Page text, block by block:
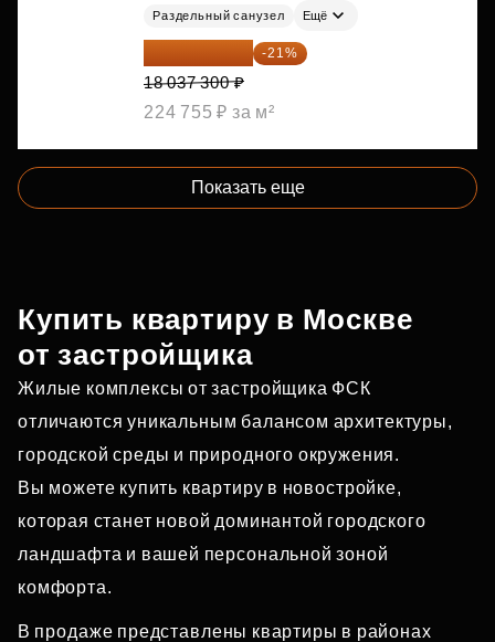
Раздельный санузел Ещё
14 249 467 ₽ -21%
18 037 300 ₽
224 755 ₽ за м²
Показать еще
Купить квартиру в Москве
от застройщика
Жилые комплексы от застройщика ФСК
отличаются уникальным балансом архитектуры,
городской среды и природного окружения.
Вы можете купить квартиру в новостройке,
которая станет новой доминантой городского
ландшафта и вашей персональной зоной
комфорта.
В продаже представлены квартиры в районах